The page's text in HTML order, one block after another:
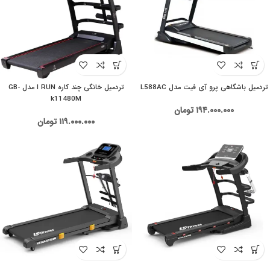
تردمیل باشگاهی پرو آی فیت مدل L588AC
۱۹۴.۰۰۰.۰۰۰تومان
تردمیل خانگی چند کاره I RUN مدل GB-
k11480M
۱۱۹.۰۰۰.۰۰۰تومان